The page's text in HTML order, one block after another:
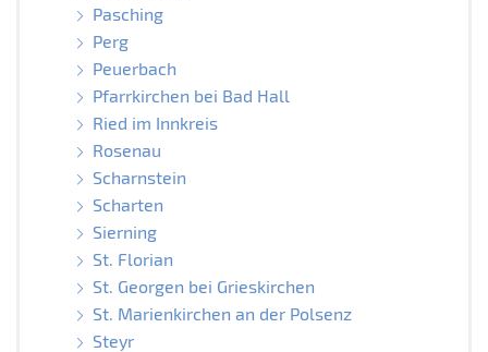
Pasching
Perg
Peuerbach
Pfarrkirchen bei Bad Hall
Ried im Innkreis
Rosenau
Scharnstein
Scharten
Sierning
St. Florian
St. Georgen bei Grieskirchen
St. Marienkirchen an der Polsenz
Steyr